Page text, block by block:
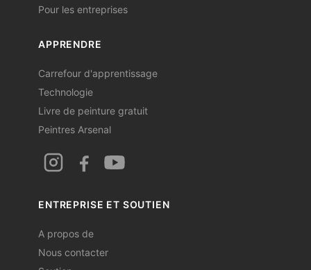
Pour les entreprises
APPRENDRE
Carrefour d'apprentissage
Technologie
Livre de peinture gratuit
Peintres Arsenal
ENTREPRISE ET SOUTIEN
A propos de
Nous contacter